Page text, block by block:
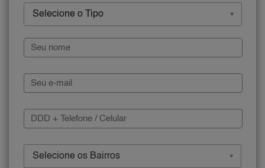
Selecione o Tipo
Selecione os Bairros